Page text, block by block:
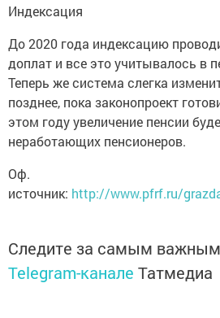
Индексация
До 2020 года индексацию
доплат и все это учитывалось в
Теперь же система слегка
позднее, пока законопроект
этом году увеличение пенсии
неработающих пенсионеров.
Оф.
источник: http://www.pfrf.ru/
Следите за самым
Telegram-канале Татмедиа